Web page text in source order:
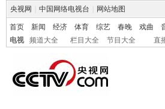
央视网 中国网络电视台 网站地图
首页 新闻 经济 体育 综艺 春晚 戏曲
电视
频道大全 栏目大全 节目大全 直